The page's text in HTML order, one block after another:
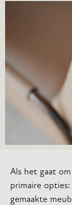
Als het gaat
primaire
gemaakte